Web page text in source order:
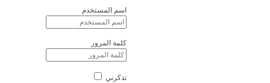
اسم المستخدم
كلمة المرور
تذكرني